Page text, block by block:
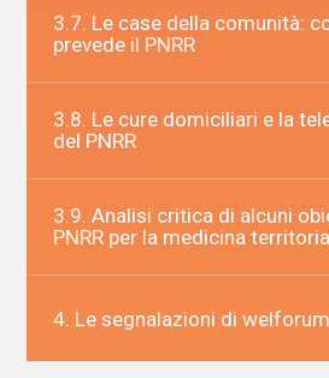
3.7. Le case della comunità:
prevede il PNRR
3.8. Le cure domiciliari e la
del PNRR
3.9. Analisi critica di alcuni
PNRR per la medicina
4. Le segnalazioni di